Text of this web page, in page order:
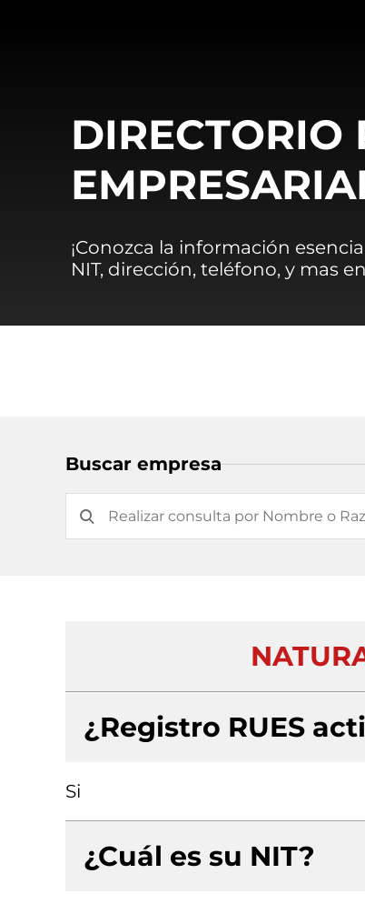
DIRECTORIO
¡Conozca la información
NIT, dirección, teléfono, y mas
Buscar empresa
¿Registro RUES
Si
¿Cuál es su NIT?